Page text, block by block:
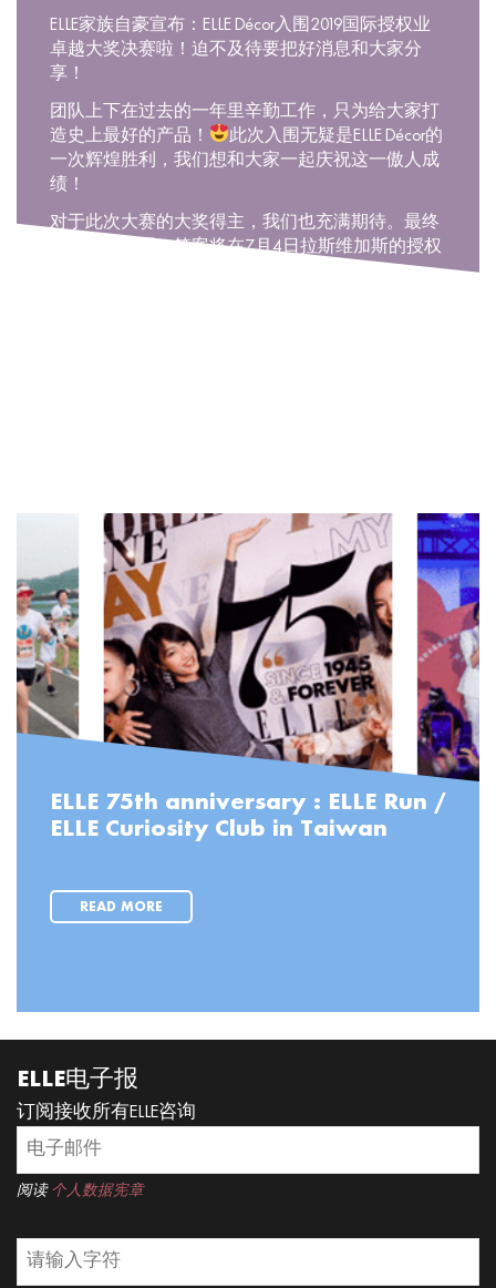
ELLE家族自豪宣布：ELLE Décor入围2019国际授权业
卓越大奖决赛啦！迫不及待要把好消息和大家分
享！
团队上下在过去的一年里辛勤工作，只为给大家打
造史上最好的产品！
此次入围无疑是ELLE Décor的
一次辉煌胜利，我们想和大家一起庆祝这一傲人成
绩！
对于此次大赛的大奖得主，我们也充满期待。最终
会花落谁家呢？答案将在7月4日拉斯维加斯的授权
ELLE 75th anniversary : ELLE Run /
ELLE Curiosity Club in Taiwan
READ MORE
ELLE电子报
订阅接收所有ELLE咨询
阅读 个人数据宪章